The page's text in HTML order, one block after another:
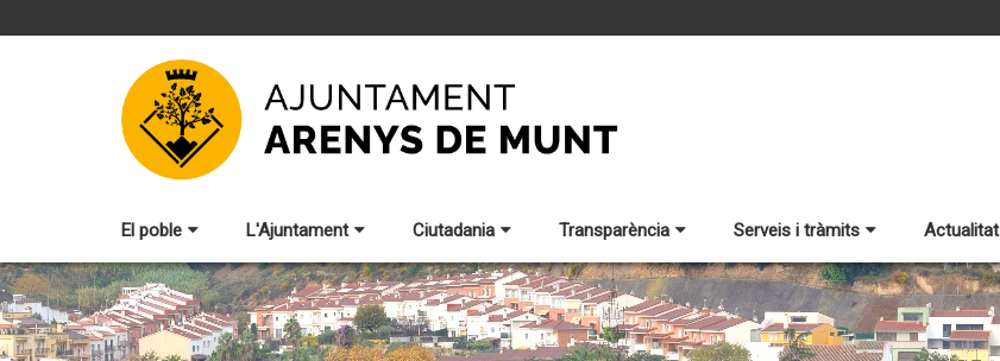
El poble L'Ajuntament Ciutadania Transparència Serveis i tràmits Actualitat